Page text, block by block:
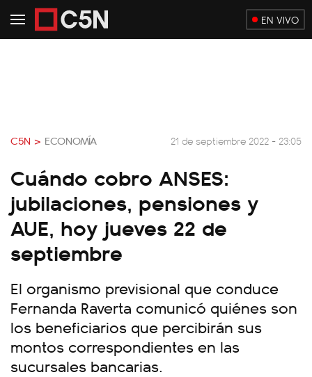
EN VIVO
C5N > ECONOMÍA 21 de septiembre 2022 - 23:05
Cuándo cobro ANSES:
jubilaciones, pensiones y
AUE, hoy jueves 22 de
septiembre
El organismo previsional que conduce
Fernanda Raverta comunicó quiénes son
los beneficiarios que percibirán sus
montos correspondientes en las
sucursales bancarias.